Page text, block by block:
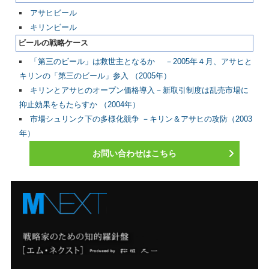
アサヒビール
キリンビール
ビールの戦略ケース
「第三のビール」は救世主となるか －2005年４月、アサヒと
キリンの「第三のビール」参入 （2005年）
キリンとアサヒのオープン価格導入－新取引制度は乱売市場に
抑止効果をもたらすか （2004年）
市場シュリンク下の多様化競争 －キリン＆アサヒの攻防（2003
年）
お問い合わせはこちら